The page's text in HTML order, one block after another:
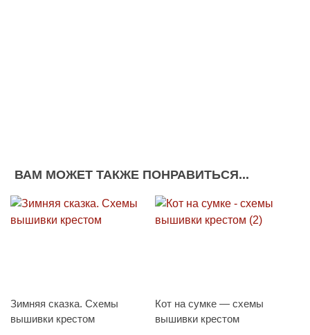
ВАМ МОЖЕТ ТАКЖЕ ПОНРАВИТЬСЯ...
Зимняя сказка. Схемы
вышивки крестом
Кот на сумке — схемы
вышивки крестом